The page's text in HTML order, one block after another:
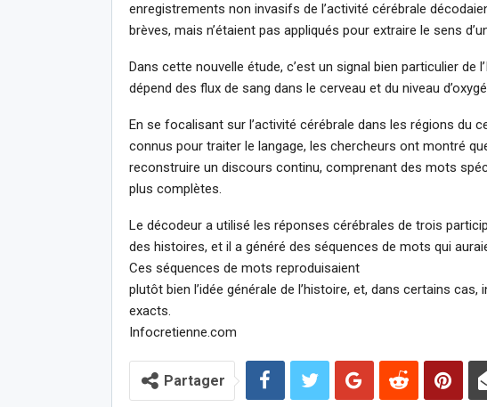
enregistrements non invasifs de l’activité cérébrale
brèves, mais n’étaient pas appliqués pour extraire le sens
Dans cette nouvelle étude, c’est un signal bien particulier de
dépend des flux de sang dans le cerveau et du niveau
En se focalisant sur l’activité cérébrale dans les régions du
connus pour traiter le langage, les chercheurs ont montré
reconstruire un discours continu, comprenant des mots
plus complètes.
Le décodeur a utilisé les réponses cérébrales de trois
des histoires, et il a généré des séquences de mots qui
Ces séquences de mots reproduisaient
plutôt bien l’idée générale de l’histoire, et, dans certains
exacts.
Infocretienne.com
Partager